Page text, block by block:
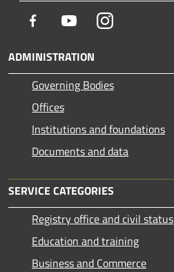
Facebook YoutubeInstagram
ADMINISTRATION
Governing Bodies
Offices
Institutions and foundations
Documents and data
SERVICE CATEGORIES
Registry office and civil status
Education and training
Business and Commerce